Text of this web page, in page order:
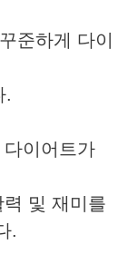
준하게 다이
.
이어트가
및 재미를
.